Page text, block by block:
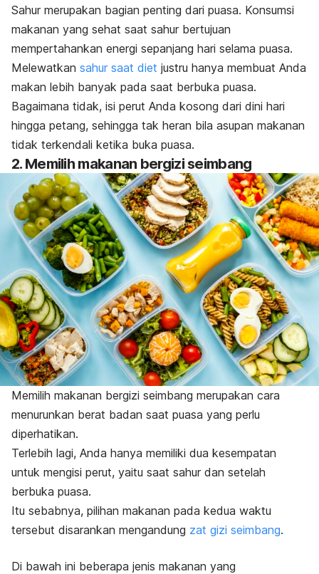
Sahur merupakan bagian penting dari puasa. Konsumsi
makanan yang sehat saat sahur bertujuan
mempertahankan energi sepanjang hari selama puasa.
Melewatkan sahur saat diet justru hanya membuat Anda
makan lebih banyak pada saat berbuka puasa.
Bagaimana tidak, isi perut Anda kosong dari dini hari
hingga petang, sehingga tak heran bila asupan makanan
tidak terkendali ketika buka puasa.
2. Memilih makanan bergizi seimbang
Memilih makanan bergizi seimbang merupakan cara
menurunkan berat badan saat puasa yang perlu
diperhatikan.
Terlebih lagi, Anda hanya memiliki dua kesempatan
untuk mengisi perut, yaitu saat sahur dan setelah
berbuka puasa.
Itu sebabnya, pilihan makanan pada kedua waktu
tersebut disarankan mengandung zat gizi seimbang.
Di bawah ini beberapa jenis makanan yang